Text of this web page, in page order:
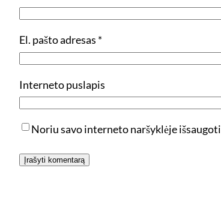
El. pašto adresas *
Interneto puslapis
Noriu savo interneto naršyklėje